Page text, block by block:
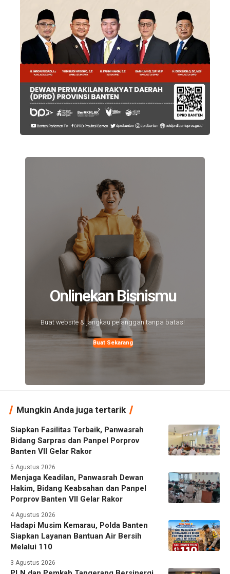
Onlinekan Bisnismu
Buat website & jangkau pelanggan tanpa batas!
Buat Sekarang
Mungkin Anda juga tertarik
Siapkan Fasilitas Terbaik, Panwasrah
Bidang Sarpras dan Panpel Porprov
Banten VII Gelar Rakor
5 Agustus 2026
Menjaga Keadilan, Panwasrah Dewan
Hakim, Bidang Keabsahan dan Panpel
Porprov Banten VII Gelar Rakor
4 Agustus 2026
Hadapi Musim Kemarau, Polda Banten
Siapkan Layanan Bantuan Air Bersih
Melalui 110
3 Agustus 2026